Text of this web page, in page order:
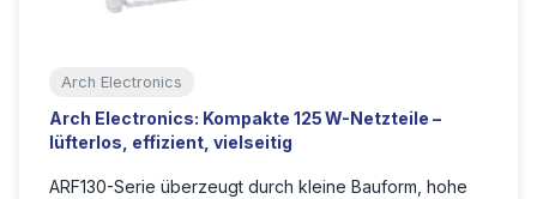
Arch Electronics
Arch Electronics: Kompakte 125 W-Netzteile –
lüfterlos, effizient, vielseitig
ARF130-Serie überzeugt durch kleine Bauform, hohe